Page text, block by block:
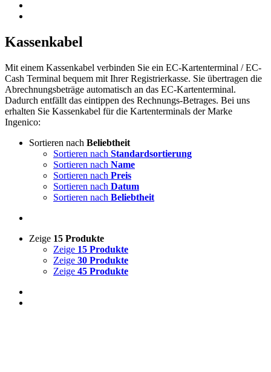
Kassenkabel
Mit einem Kassenkabel verbinden Sie ein EC-Kartenterminal / EC-
Cash Terminal bequem mit Ihrer Registrierkasse. Sie übertragen die
Abrechnungsbeträge automatisch an das EC-Kartenterminal.
Dadurch entfällt das eintippen des Rechnungs-Betrages. Bei uns
erhalten Sie Kassenkabel für die Kartenterminals der Marke
Ingenico:
Sortieren nach Beliebtheit
Sortieren nach Standardsortierung
Sortieren nach Name
Sortieren nach Preis
Sortieren nach Datum
Sortieren nach Beliebtheit
Zeige 15 Produkte
Zeige 15 Produkte
Zeige 30 Produkte
Zeige 45 Produkte